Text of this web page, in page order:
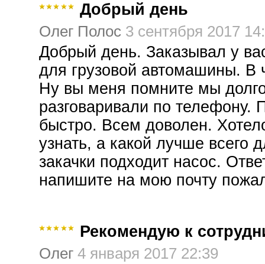
Добрый день
Олег Полос 3 сентября 2017
Добрый день. Заказывал у
для грузовой автомашины. В
Ну вы меня помните мы
разговаривали по телефону.
быстро. Всем доволен.
узнать, а какой лучше всего
закачки подходит насос.
напишите на мою почту
Рекомендую к
Олег 4 января 2017 22:39